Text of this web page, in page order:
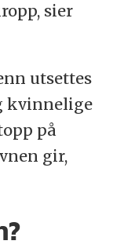
sier
utsettes
kvinnelige
på
gir,